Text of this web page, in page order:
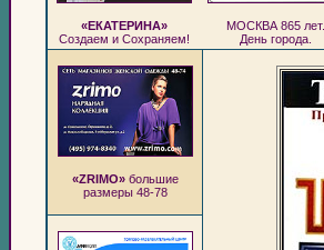
«ЕКАТЕРИНА»
Создаем и Сохраняем!
МОСКВА 865 лет.
День города.
«ZRIMO»большие
размеры 48-78